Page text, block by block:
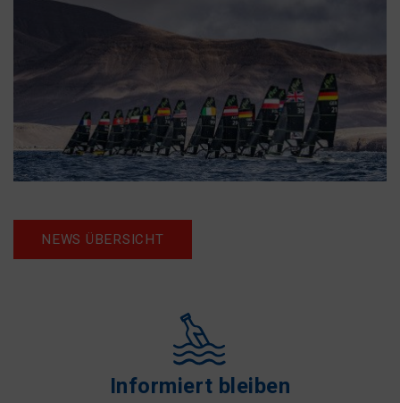
NEWS ÜBERSICHT
Informiert bleiben